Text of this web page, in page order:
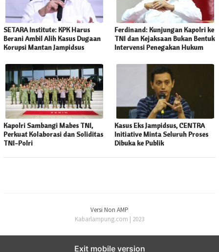
SETARA Institute: KPK Harus
Berani Ambil Alih Kasus Dugaan
Korupsi Mantan Jampidsus
Ferdinand: Kunjungan Kapolri ke
TNI dan Kejaksaan Bukan Bentuk
Intervensi Penegakan Hukum
Kapolri Sambangi Mabes TNI,
Perkuat Kolaborasi dan Soliditas
TNI-Polri
Kasus Eks Jampidsus, CENTRA
Initiative Minta Seluruh Proses
Dibuka ke Publik
Versi Non AMP
Kabarlampung.com | 2023
Exit mobile version